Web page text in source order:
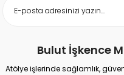
Bulut İşkence
Atölye işlerinde sağlamlık,